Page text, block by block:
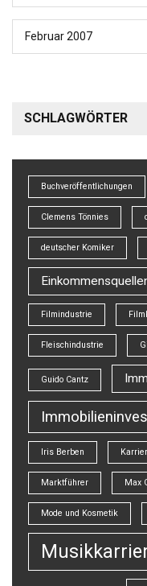
Februar 2007
SCHLAGWÖRTER
Buchveröffentlichungen
Clemens Tönnies
deutscher Komiker
Filmindustrie
Fleischindustrie
Guido Cantz
Iris Berben
Marktführer Max
Mode und Kosmetik